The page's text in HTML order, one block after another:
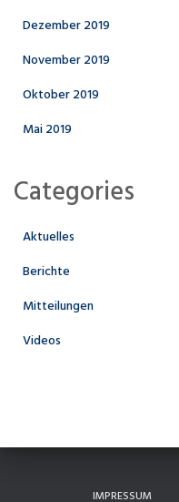
Dezember 2019
November 2019
Oktober 2019
Mai 2019
Categories
Aktuelles
Berichte
Mitteilungen
Videos
IMPRESSUM